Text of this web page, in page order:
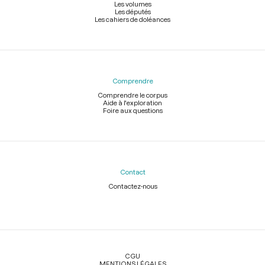
Les volumes
Les députés
Les cahiers de doléances
Comprendre
Comprendre le corpus
Aide à l'exploration
Foire aux questions
Contact
Contactez-nous
Légal
CGU